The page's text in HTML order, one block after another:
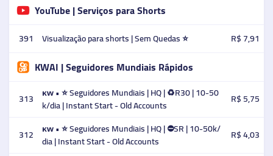
YouTube | Serviços para Shorts
391 Visualização para shorts | Sem Quedas ⭐️ R$ 7,91
KWAI | Seguidores Mundiais Rápidos
313
ᴋᴡ • ⭐ Seguidores Mundiais | HQ | ♻️R30 | 10-50
k/dia | Instant Start - Old Accounts
R$ 5,75
312
ᴋᴡ • ⭐ Seguidores Mundiais | HQ | ⛔SR | 10-50k/
dia | Instant Start - Old Accounts
R$ 4,03